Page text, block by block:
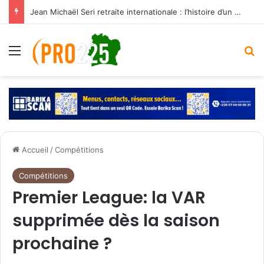
Jean Michaël Seri retraite internationale : l’histoire d’un maestro qui a marqué les Éléphants
Menu
Accueil /Compétitions
Compétitions
Premier League: la VAR
supprimée dès la saison
prochaine ?